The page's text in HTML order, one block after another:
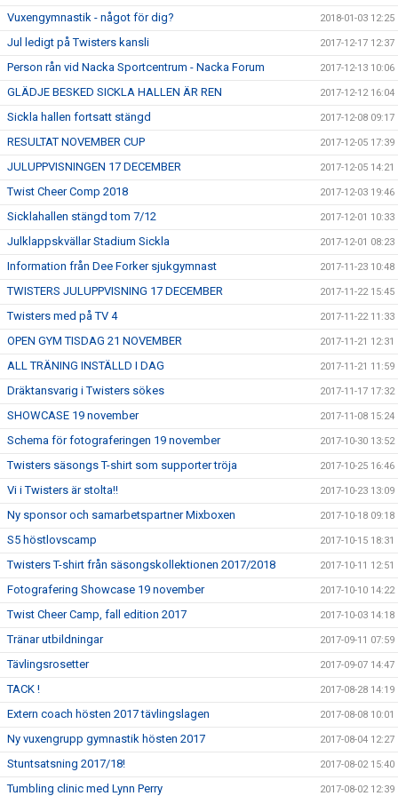
Vuxengymnastik - något för dig? 2018-01-03 12:25
Jul ledigt på Twisters kansli 2017-12-17 12:37
Person rån vid Nacka Sportcentrum - Nacka Forum 2017-12-13 10:06
GLÄDJE BESKED SICKLA HALLEN ÄR REN 2017-12-12 16:04
Sickla hallen fortsatt stängd 2017-12-08 09:17
RESULTAT NOVEMBER CUP 2017-12-05 17:39
JULUPPVISNINGEN 17 DECEMBER 2017-12-05 14:21
Twist Cheer Comp 2018 2017-12-03 19:46
Sicklahallen stängd tom 7/12 2017-12-01 10:33
Julklappskvällar Stadium Sickla 2017-12-01 08:23
Information från Dee Forker sjukgymnast 2017-11-23 10:48
TWISTERS JULUPPVISNING 17 DECEMBER 2017-11-22 15:45
Twisters med på TV 4 2017-11-22 11:33
OPEN GYM TISDAG 21 NOVEMBER 2017-11-21 12:31
ALL TRÄNING INSTÄLLD I DAG 2017-11-21 11:59
Dräktansvarig i Twisters sökes 2017-11-17 17:32
SHOWCASE 19 november 2017-11-08 15:24
Schema för fotograferingen 19 november 2017-10-30 13:52
Twisters säsongs T-shirt som supporter tröja 2017-10-25 16:46
Vi i Twisters är stolta!! 2017-10-23 13:09
Ny sponsor och samarbetspartner Mixboxen 2017-10-18 09:18
S5 höstlovscamp 2017-10-15 18:31
Twisters T-shirt från säsongskollektionen 2017/2018 2017-10-11 12:51
Fotografering Showcase 19 november 2017-10-10 14:22
Twist Cheer Camp, fall edition 2017 2017-10-03 14:18
Tränar utbildningar 2017-09-11 07:59
Tävlingsrosetter 2017-09-07 14:47
TACK ! 2017-08-28 14:19
Extern coach hösten 2017 tävlingslagen 2017-08-08 10:01
Ny vuxengrupp gymnastik hösten 2017 2017-08-04 12:27
Stuntsatsning 2017/18! 2017-08-02 15:40
Tumbling clinic med Lynn Perry 2017-08-02 12:39